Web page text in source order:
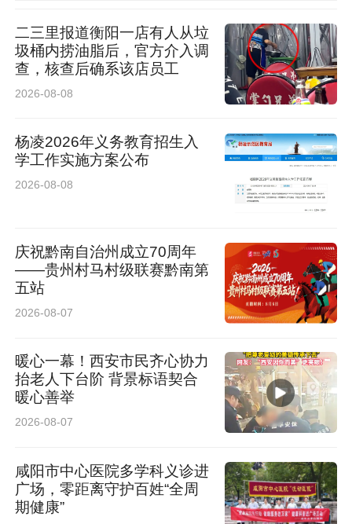
在潜移默化中提升了大家的安全防范意识和识骗
防骗能力。
接下来，渭阳新村社区将继续围绕居民实际需
求，推出更多接地气、有实效的活动，让服务离
群众更近，不断织密社区安全防护网，持续提升
居民幸福感、获得感与安全感。（史明涛）
来源：渭阳街道
二三里报道衡阳一店有人从垃
圾桶内捞油脂后，官方介入调
查，核查后确系该店员工
2026-08-08
杨凌2026年义务教育招生入
学工作实施方案公布
2026-08-08
庆祝黔南自治州成立70周年
——贵州村马村级联赛黔南第
五站
2026-08-07
暖心一幕！西安市民齐心协力
抬老人下台阶 背景标语契合
暖心善举
2026-08-07
咸阳市中心医院多学科义诊进
广场，零距离守护百姓“全周
期健康”